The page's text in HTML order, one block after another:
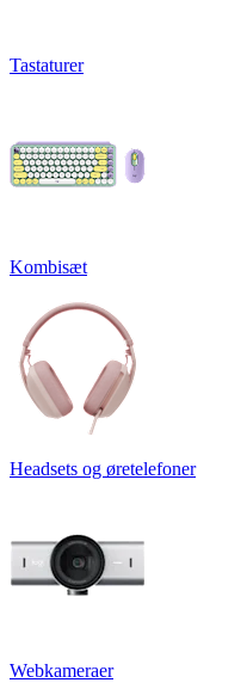
Tastaturer
Kombisæt
Headsets og øretelefoner
Webkameraer